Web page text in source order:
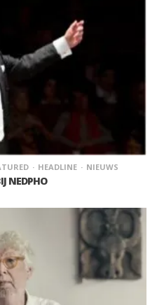
HEADLINE NIEUWS
NEDPHO